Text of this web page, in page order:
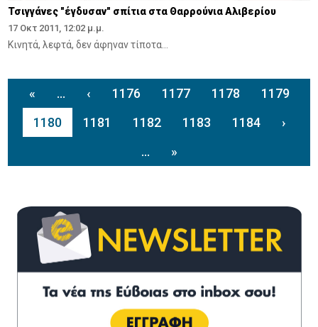
Τσιγγάνες "έγδυσαν" σπίτια στα Θαρρούνια Αλιβερίου
17 Οκτ 2011, 12:02 μ.μ.
Κινητά, λεφτά, δεν άφηναν τίποτα...
« ... ‹ 1176 1177 1178
1179
1180
1181 1182 1183 1184
›
...
»